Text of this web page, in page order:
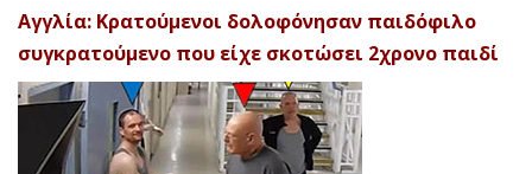
Αγγλία: Κρατούμενοι δολοφόνησαν παιδόφιλο
συγκρατούμενο που είχε σκοτώσει 2χρονο παιδί